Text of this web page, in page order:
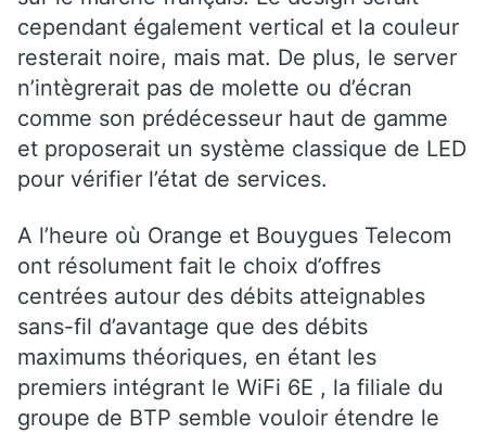
cependant également vertical et la couleur
resterait noire, mais mat. De plus, le server
n’intègrerait pas de molette ou d’écran
comme son prédécesseur haut de gamme
et proposerait un système classique de LED
pour vérifier l’état de services.
A l’heure où Orange et Bouygues Telecom
ont résolument fait le choix d’offres
centrées autour des débits atteignables
sans-fil d’avantage que des débits
maximums théoriques, en étant les
premiers intégrant le WiFi 6E , la filiale du
groupe de BTP semble vouloir étendre le